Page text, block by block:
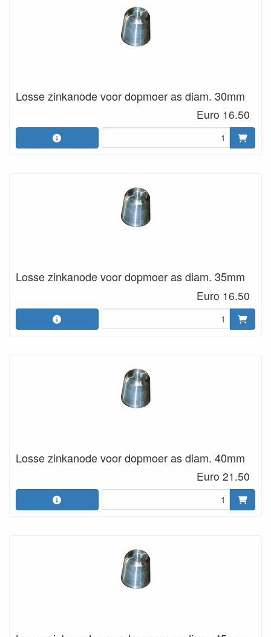
Losse zinkanode voor dopmoer as diam. 30mm
Euro 16.50
Losse zinkanode voor dopmoer as diam. 35mm
Euro 16.50
Losse zinkanode voor dopmoer as diam. 40mm
Euro 21.50